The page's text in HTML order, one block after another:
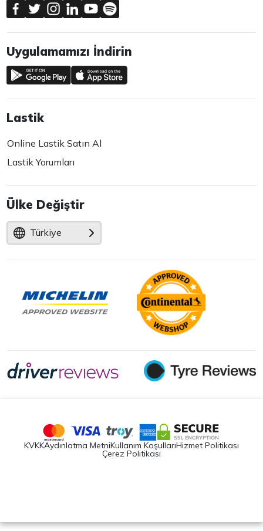
Uygulamamızı İndirin
Lastik
Online Lastik Satın Al
Lastik Yorumları
Ülke Değiştir
Türkiye
KVKKAydınlatma MetniKullanım KoşullarıHizmet Politikası
Çerez Politikası